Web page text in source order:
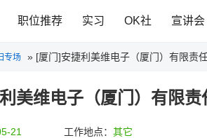
职位推荐 实习 OK社 宣讲会
专场 » [厦门]安捷利美维电子（厦门）有限责
美维电子（厦门）有限责
21 工作地点： 其它